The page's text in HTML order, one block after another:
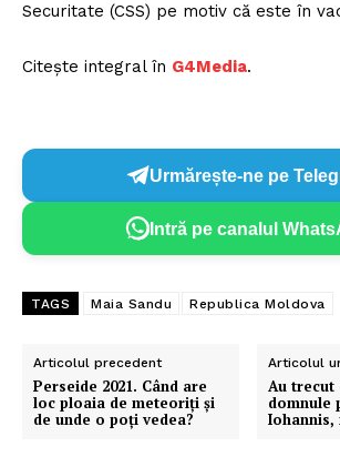
Securitate (CSS) pe motiv că este în
Citește integral în G4Media.
Urmărește-ne pe
Intră pe canalul
TAGS Maia Sandu Republica Moldova
Articolul precedent
Perseide 2021. Când are
loc ploaia de meteoriți și
de unde o poți vedea?
Articolul
Au trecut
domnule